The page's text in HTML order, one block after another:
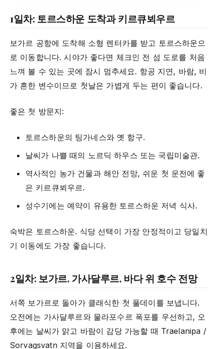
1일차: 토르스하운 도착과 키르큐뵈우르
보가르 공항에 도착해 소형 렌터카를 받고 토르스하운으
로 이동합니다. 시야가 좋다면 체크인 전 섬 도로를 처음
느껴 볼 수 있는 곳에 잠시 멈추세요. 항공 지연, 바람, 비
가 흔한 변수이므로 첫날은 가볍게 두는 편이 좋습니다.
좋은 첫 방문지:
토르스하운의 팅가네스와 옛 항구.
날씨가 나쁠 때의 노르딕 하우스 또는 국립미술관.
역사적인 농가 건물과 해안 전망, 쉬운 첫 운전에 좋
은 키르큐뵈우르.
성수기에는 예약이 유용한 토르스하운 저녁 식사.
숙박은 토르스하운. 식당 선택이 가장 안정적이고 당일치
기 이동에도 가장 좋습니다.
2일차: 보가르, 가사달루르, 바다 위 호수 전망
서쪽 보가르로 돌아가 클래식한 첫 풀데이를 보냅니다.
오전에는 가사달루르와 물라포수르 폭포를 우선하고, 오
후에는 날씨가 맑고 바람이 감당 가능할 때 Traelanipa /
Sorvagsvatn 지역을 이용하세요.